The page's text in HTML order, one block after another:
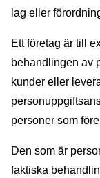
lag eller
Ett företag är till
behandlingen av
kunder eller
personer som
Den som är
faktiska